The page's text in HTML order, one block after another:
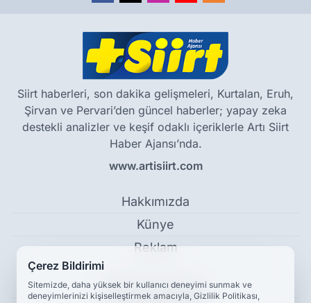
Siirt haberleri, son dakika gelişmeleri, Kurtalan, Eruh,
Şirvan ve Pervari’den güncel haberler; yapay zeka
destekli analizler ve keşif odaklı içeriklerle Artı Siirt
Haber Ajansı’nda.
www.artisiirt.com
Hakkımızda
Künye
Reklam
Kullanım Koşulları
Çerez Bildirimi
Sitemizde, daha yüksek bir kullanıcı deneyimi sunmak ve
deneyimlerinizi kişiselleştirmek amacıyla, Gizlilik Politikası,